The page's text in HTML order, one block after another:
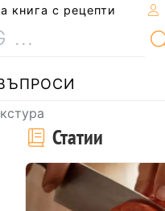
книга с рецепти
Статии